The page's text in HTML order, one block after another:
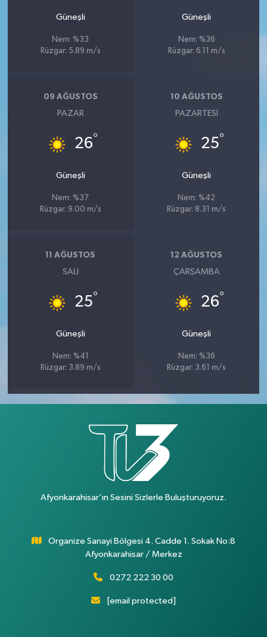
Güneşli
Nem: %33
Rüzgar: 5.89 m/s
Güneşli
Nem: %36
Rüzgar: 6.11 m/s
09 AĞUSTOS
PAZAR
26°
Güneşli
Nem: %37
Rüzgar: 9.00 m/s
10 AĞUSTOS
PAZARTESI
25°
Güneşli
Nem: %42
Rüzgar: 8.31 m/s
11 AĞUSTOS
SALI
25°
Güneşli
Nem: %41
Rüzgar: 3.89 m/s
12 AĞUSTOS
ÇARŞAMBA
26°
Güneşli
Nem: %36
Rüzgar: 3.61 m/s
Afyonkarahisar’ın Sesini Sizlerle Buluşturuyoruz.
Organize Sanayi Bölgesi 4. Cadde 1. Sokak No:8
Afyonkarahisar / Merkez
0272 222 30 00
[email protected]